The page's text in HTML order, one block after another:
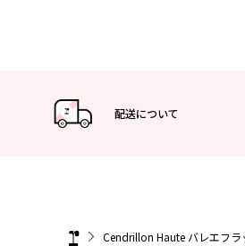
配送について
Cendrillon Haute バレエフラ